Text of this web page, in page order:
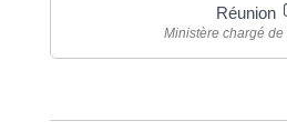
Réunion
Ministère chargé de